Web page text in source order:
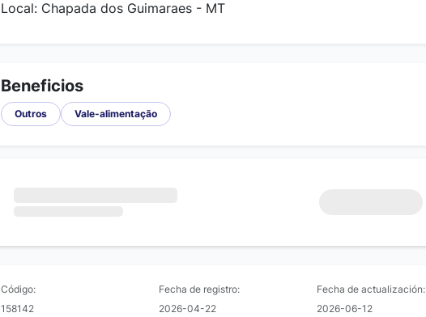
Local: Chapada dos Guimaraes - MT
Beneficios
Outros Vale-alimentação
Código:
158142
Fecha de registro:
2026-04-22
Fecha de actualización:
2026-06-12